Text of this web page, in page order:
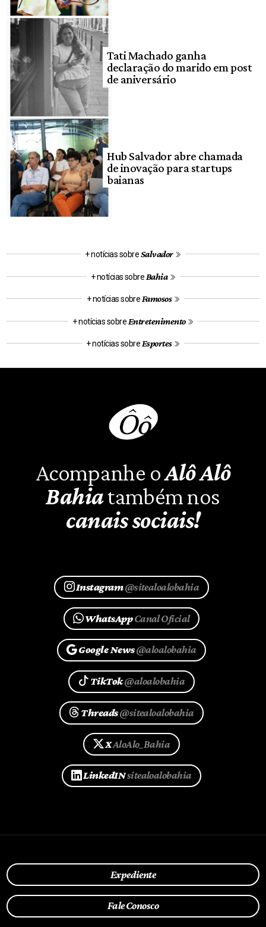
Tati Machado ganha
declaração do marido em post
de aniversário
Hub Salvador abre chamada
de inovação para startups
baianas
+ notícias sobreSalvador
+ notícias sobre Bahia
+ notícias sobre Famosos
+ notícias sobre Entretenimento
+ notícias sobre Esportes
Acompanhe oAlô Alô
Bahiatambém nos
canais sociais!
Instagram@sitealoalobahia
WhatsAppCanal Oficial
Google News@aloalobahia
TikTok@aloalobahia
Threads@sitealoalobahia
XAloAlo_Bahia
LinkedINsitealoalobahia
Expediente
Fale Conosco